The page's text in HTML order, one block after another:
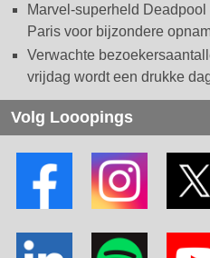
Marvel-superheld
Paris voor bijzondere
Verwachte
vrijdag wordt een drukke
Volg Looopings